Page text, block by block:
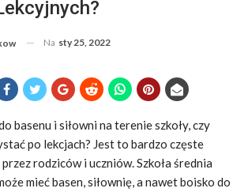
Na sty 25, 2022
basenu i siłowni na terenie szkoły, czy
po lekcjach? Jest to bardzo częste
rodziców i uczniów. Szkoła średnia
mieć basen, siłownię, a nawet boisko do